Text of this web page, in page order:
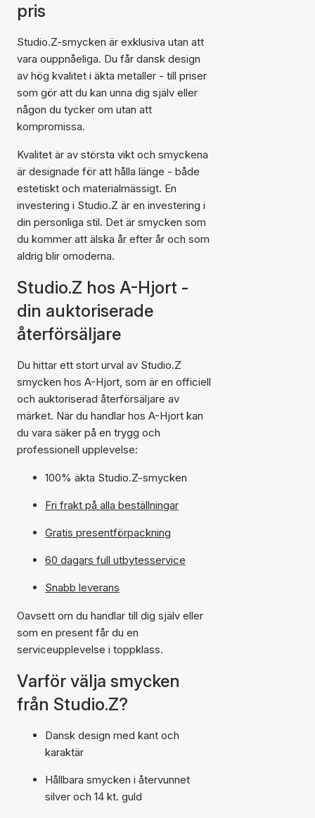
pris
Studio.Z-smycken är exklusiva utan att
vara ouppnåeliga. Du får dansk design
av hög kvalitet i äkta metaller - till priser
som gör att du kan unna dig själv eller
någon du tycker om utan att
kompromissa.
Kvalitet är av största vikt och smyckena
är designade för att hålla länge - både
estetiskt och materialmässigt. En
investering i Studio.Z är en investering i
din personliga stil. Det är smycken som
du kommer att älska år efter år och som
aldrig blir omoderna.
Studio.Z hos A-Hjort -
din auktoriserade
återförsäljare
Du hittar ett stort urval av Studio.Z
smycken hos A-Hjort, som är en officiell
och auktoriserad återförsäljare av
märket. När du handlar hos A-Hjort kan
du vara säker på en trygg och
professionell upplevelse:
100% äkta Studio.Z-smycken
Fri frakt på alla beställningar
Gratis presentförpackning
60 dagars full utbytesservice
Snabb leverans
Oavsett om du handlar till dig själv eller
som en present får du en
serviceupplevelse i toppklass.
Varför välja smycken
från Studio.Z?
Dansk design med kant och
karaktär
Hållbara smycken i återvunnet
silver och 14 kt. guld